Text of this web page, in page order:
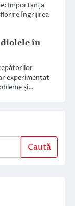
Importanța
Îngrijirea
în
experimentat
și…
Caută